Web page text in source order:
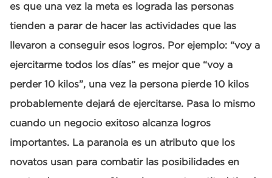
es que una vez la meta es lograda las personas
tienden a parar de hacer las actividades que las
llevaron a conseguir esos logros. Por ejemplo: “voy a
ejercitarme todos los días” es mejor que “voy a
perder 10 kilos”, una vez la persona pierde 10 kilos
probablemente dejará de ejercitarse. Pasa lo mismo
cuando un negocio exitoso alcanza logros
importantes. La paranoia es un atributo que los
novatos usan para combatir las posibilidades en